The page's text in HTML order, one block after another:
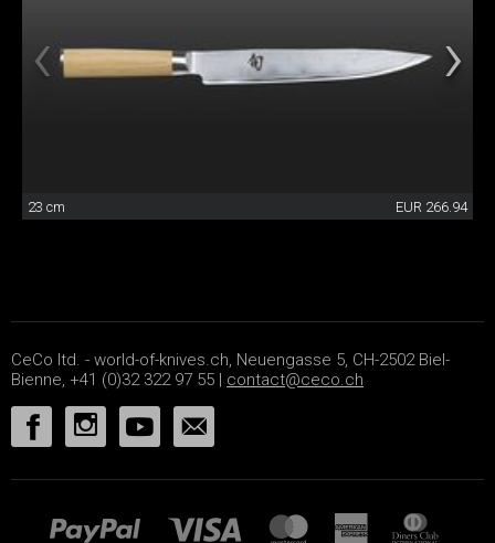
23 cm EUR 266.94
CeCo ltd. - world-of-knives.ch, Neuengasse 5, CH-2502 Biel-
Bienne, +41 (0)32 322 97 55 | contact@ceco.ch